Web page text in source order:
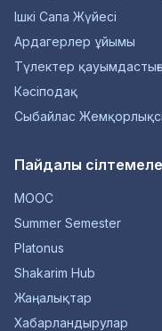
Ішкі Сапа Жүйесі
Ардагерлер ұйымы
Түлектер
Кәсіподақ
Сыбайлас
Пайдалы
MOOC
Summer Semester
Platonus
Shakarim Hub
Жаңалықтар
Хабарландырулар